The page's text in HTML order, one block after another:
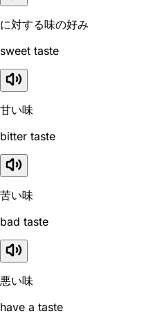
に対する味の好み
sweet taste
甘い味
bitter taste
苦い味
bad taste
悪い味
have a taste